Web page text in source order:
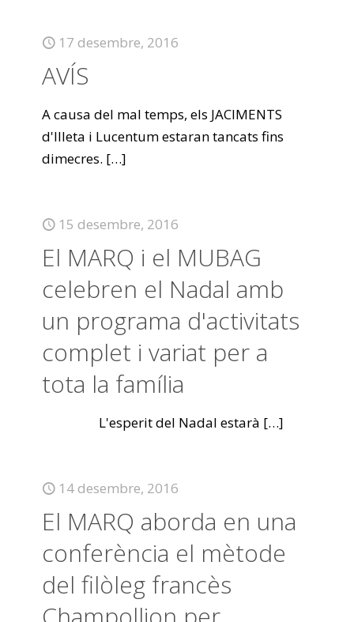
17 desembre, 2016
AVÍS
A causa del mal temps, els JACIMENTS
d'Illeta i Lucentum estaran tancats fins
dimecres. […]
15 desembre, 2016
El MARQ i el MUBAG
celebren el Nadal amb
un programa d'activitats
complet i variat per a
tota la família
L'esperit del Nadal estarà […]
14 desembre, 2016
El MARQ aborda en una
conferència el mètode
del filòleg francès